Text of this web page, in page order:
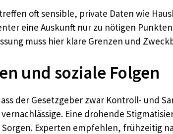
oft sensible, private Daten wie
eine Auskunft nur zu nötigen
muss hier klare Grenzen und
und soziale Folgen
der Gesetzgeber zwar Kontroll- und
Eine drohende
Experten empfehlen, frühzeitig